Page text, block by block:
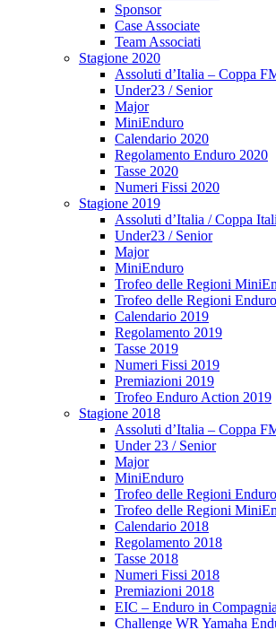
Sponsor
Case Associate
Team Associati
Stagione 2020
Assoluti d’Italia – Coppa
Under23 / Senior
Major
MiniEnduro
Calendario 2020
Regolamento Enduro 2020
Tasse 2020
Numeri Fissi 2020
Stagione 2019
Assoluti d’Italia / Coppa
Under23 / Senior
Major
MiniEnduro
Trofeo delle Regioni
Trofeo delle Regioni Enduro
Calendario 2019
Regolamento 2019
Tasse 2019
Numeri Fissi 2019
Premiazioni 2019
Trofeo Enduro Action 2019
Stagione 2018
Assoluti d’Italia – Coppa
Under 23 / Senior
Major
MiniEnduro
Trofeo delle Regioni Enduro
Trofeo delle Regioni
Calendario 2018
Regolamento 2018
Tasse 2018
Numeri Fissi 2018
Premiazioni 2018
EIC – Enduro in Compagnia
Challenge WR Yamaha